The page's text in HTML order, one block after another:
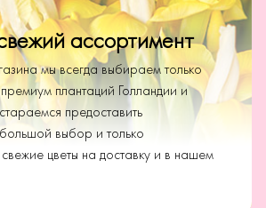
ассортимент
мы всегда выбираем только
плантаций Голландии и
предоставить
выбор и только
свежие цветы на доставку и в нашем